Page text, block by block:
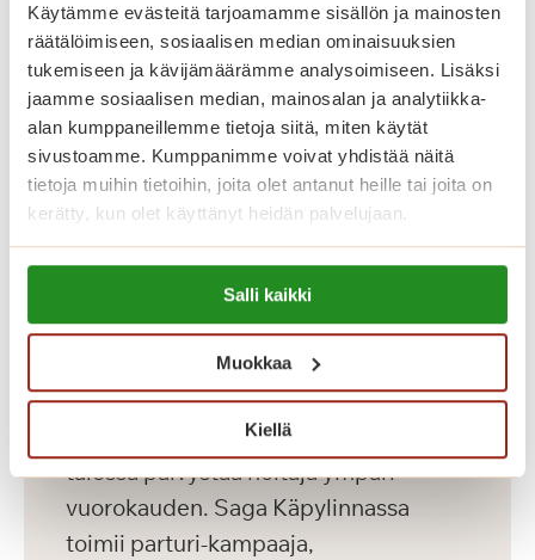
Käytämme evästeitä tarjoamamme sisällön ja mainosten
räätälöimiseen, sosiaalisen median ominaisuuksien
tukemiseen ja kävijämäärämme analysoimiseen. Lisäksi
jaamme sosiaalisen median, mainosalan ja analytiikka-
alan kumppaneillemme tietoja siitä, miten käytät
sivustoamme. Kumppanimme voivat yhdistää näitä
tietoja muihin tietoihin, joita olet antanut heille tai joita on
kerätty, kun olet käyttänyt heidän palvelujaan.
Lue lisää evästeistä:
https://sagacare.fi/evasteet/
Salli kaikki
Muokkaa
Kiellä
Saga Käpylinnan asumiskuluun
sisältyy asunnon vuokra ja yhteisten
tilojen käyttö. Jokaisella asukkaalla on
lisäksi yksilöllinen palvelupaketti.
Katso vapaat senioriasunnot
Koti palveluiden keskellä
Saga Käpylinnan henkilökunta koostuu
terveydenhoitoalan ammattilaisista ja
talossa päivystää hoitaja ympäri
vuorokauden. Saga Käpylinnassa
toimii parturi-kampaaja,